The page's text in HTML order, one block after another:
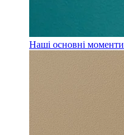
Наші основні моменти